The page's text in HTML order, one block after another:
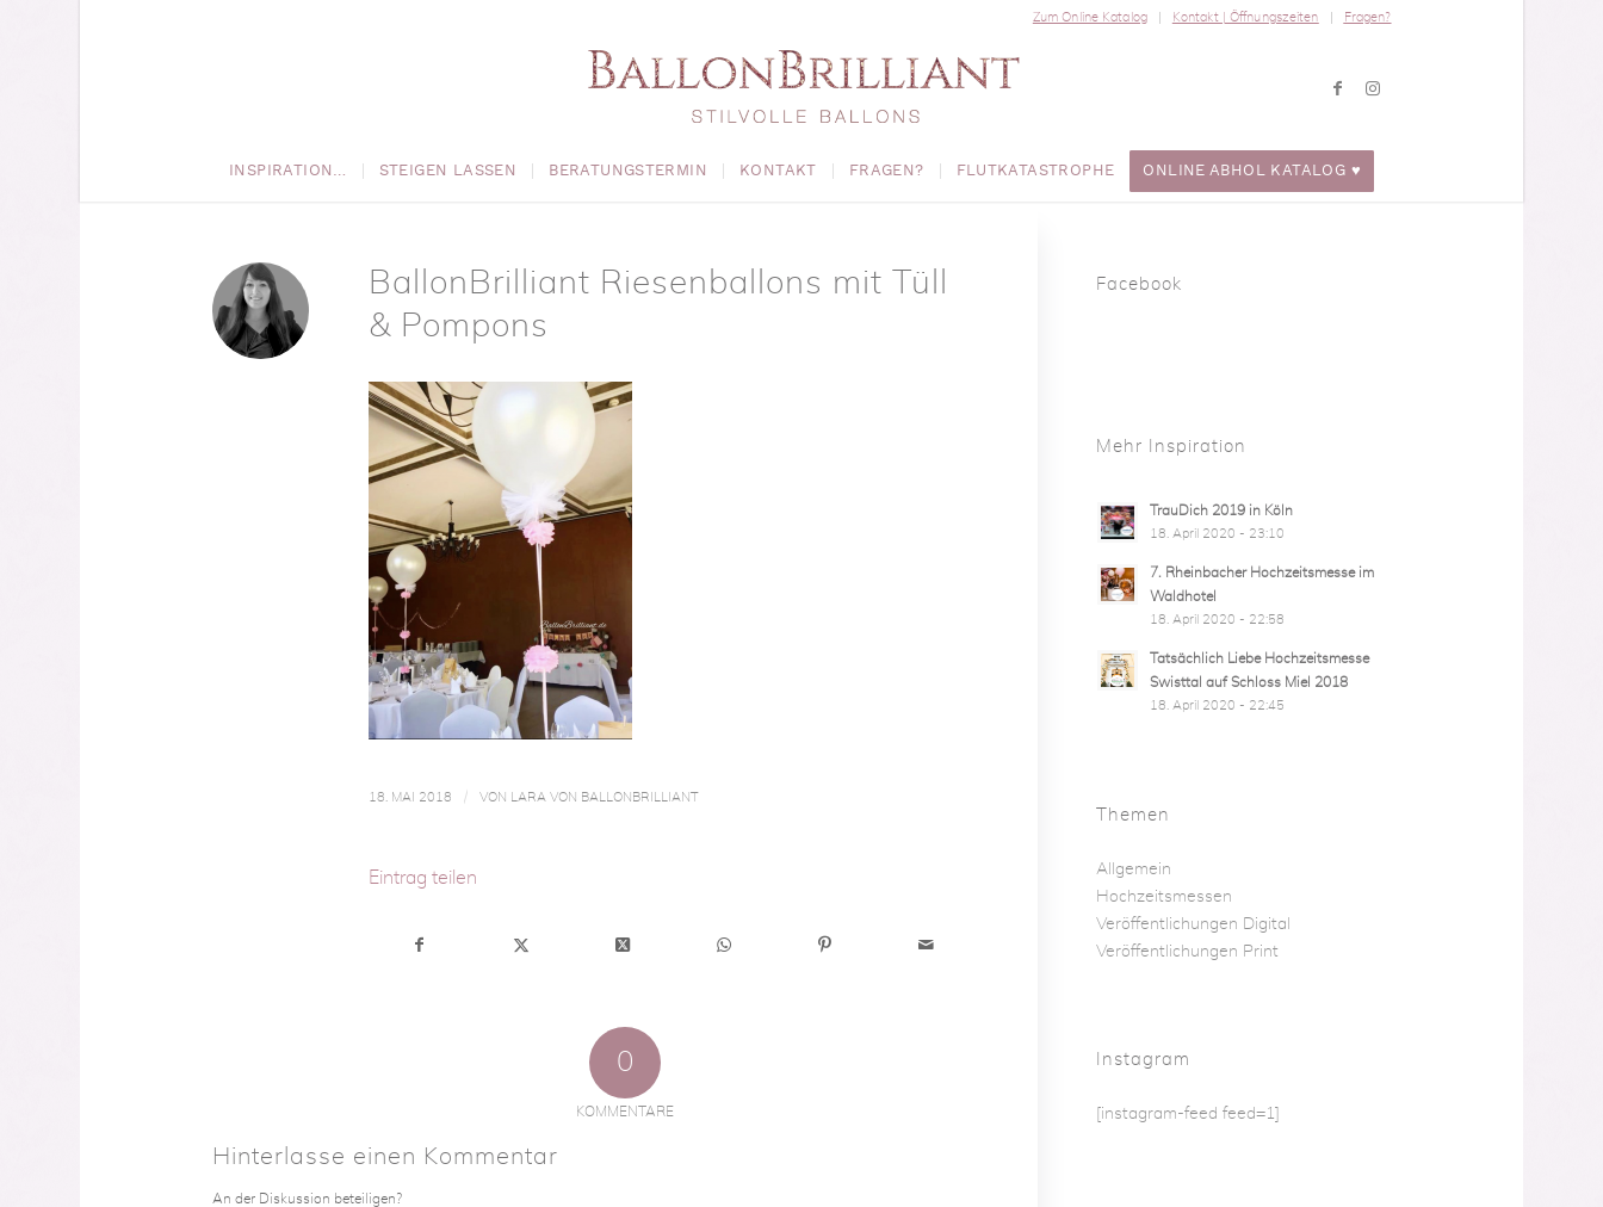
Zum Online Katalog Kontakt | Öffnungszeiten Fragen?
INSPIRATION… STEIGEN LASSEN BERATUNGSTERMIN KONTAKT FRAGEN? FLUTKATASTROPHE ONLINE ABHOL KATALOG ♥
BallonBrilliant Riesenballons mit Tüll
& Pompons
18. MAI 2018 / VON LARA VON BALLONBRILLIANT
Eintrag teilen
0
KOMMENTARE
Hinterlasse einen Kommentar
An der Diskussion beteiligen?
Facebook
Mehr Inspiration
TrauDich 2019 in Köln
18. April 2020 - 23:10
7. Rheinbacher Hochzeitsmesse im
Waldhotel
18. April 2020 - 22:58
Tatsächlich Liebe Hochzeitsmesse
Swisttal auf Schloss Miel 2018
18. April 2020 - 22:45
Themen
Allgemein
Hochzeitsmessen
Veröffentlichungen Digital
Veröffentlichungen Print
Instagram
[instagram-feed feed=1]